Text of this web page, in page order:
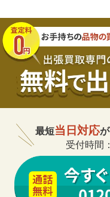
最短当日対応
受付時間